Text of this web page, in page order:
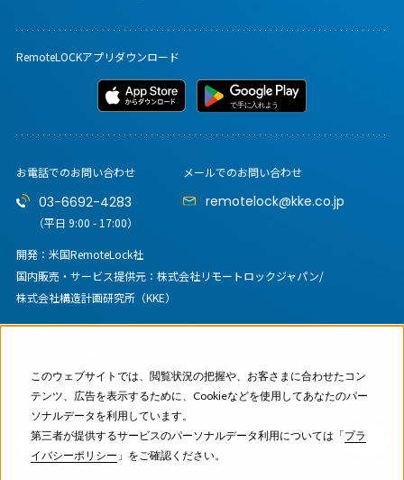
このウェブサイトでは、閲覧状況の把握や、お客さまに合わせたコン
テンツ、広告を表示するために、Cookieなどを使用してあなたのパー
ソナルデータを利用しています。
第三者が提供するサービスのパーソナルデータ利用については「プラ
イバシーポリシー 」をご確認ください。
お電話でのお問い合わせ
03-6692-4283
（平日 9:00 - 17:00）
メールでのお問い合わせ
remotelock@kke.co.jp
開発：米国RemoteLock社
国内販売・サービス提供元： 株式会社リモートロックジャパン/
株式会社構造計画研究所（KKE）
株式会社リモートロックジャパン
コーポレートサイト
RemoteLOCKアプリダウンロード